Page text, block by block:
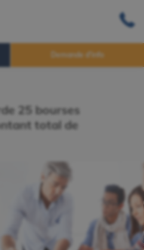
Demande d'info
25 bourses
total de